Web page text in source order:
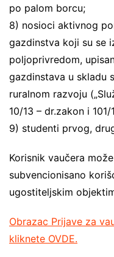
po palom borcu;
8) nosioci aktivnog
gazdinstva koji su se
poljoprivredom,
gazdinstava u skladu
ruralnom razvoju
10/13 – dr.zakon i 101/
9) studenti prvog,
Korisnik vaučera
subvencionisano
ugostiteljskim
Obrazac Prijave za
kliknete OVDE.